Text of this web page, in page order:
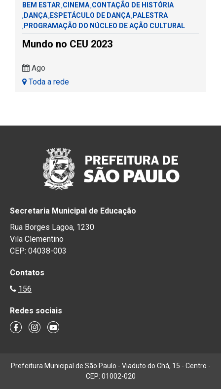
BEM ESTAR CINEMA CONTAÇÃO DE HISTÓRIA
DANÇA ESPETÁCULO DE DANÇA PALESTRA
PROGRAMAÇÃO DO NÚCLEO DE AÇÃO CULTURAL
Mundo no CEU 2023
Ago
Toda a rede
Secretaria Municipal de Educação
Rua Borges Lagoa, 1230
Vila Clementino
CEP: 04038-003
Contatos
156
Redes sociais
Prefeitura Municipal de São Paulo - Viaduto do Chá, 15 - Centro -
CEP: 01002-020